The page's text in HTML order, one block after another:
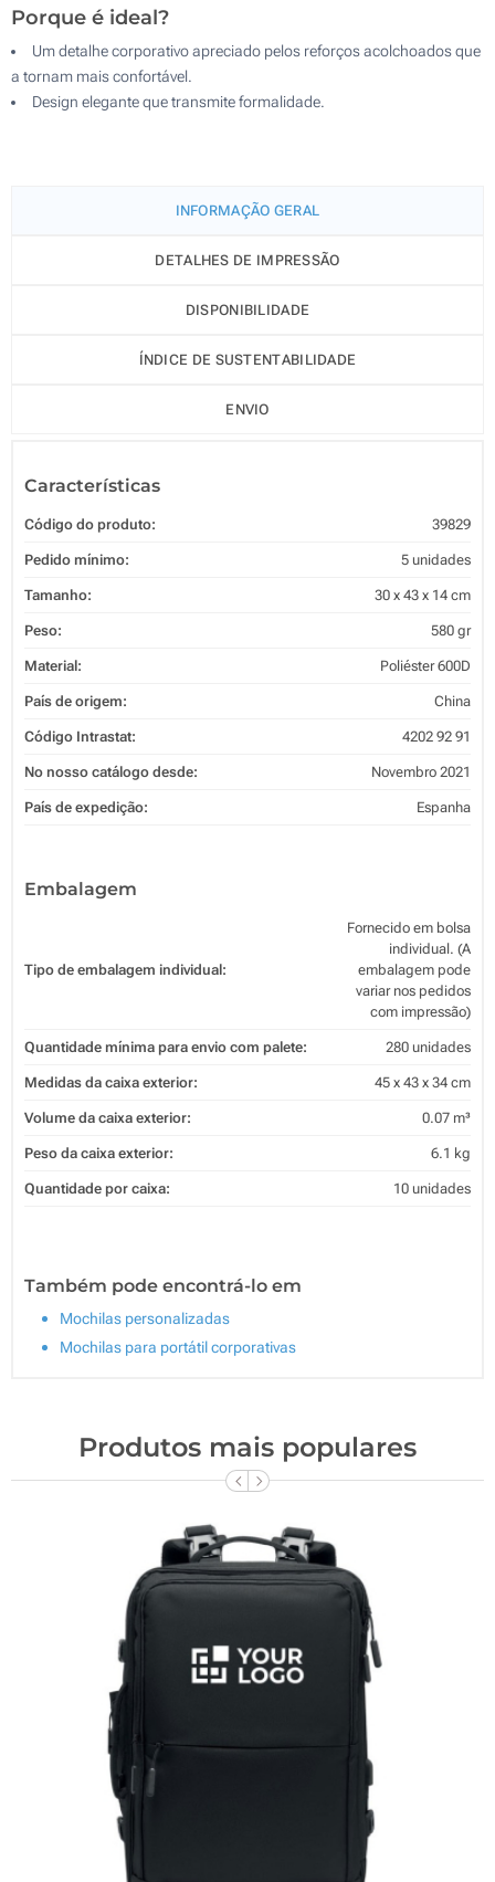
Porque é ideal?
Um detalhe corporativo apreciado pelos reforços acolchoados que
a tornam mais confortável.
Design elegante que transmite formalidade.
INFORMAÇÃO GERAL
DETALHES DE IMPRESSÃO
DISPONIBILIDADE
ÍNDICE DE SUSTENTABILIDADE
ENVIO
Características
Código do produto: 39829
Pedido mínimo: 5 unidades
Tamanho: 30 x 43 x 14 cm
Peso: 580 gr
Material: Poliéster 600D
País de origem: China
Código Intrastat: 4202 92 91
No nosso catálogo desde: Novembro 2021
País de expedição: Espanha
Embalagem
Tipo de embalagem individual:
Fornecido em bolsa
individual. (A
embalagem pode
variar nos pedidos
com impressão)
Quantidade mínima para envio com palete: 280 unidades
Medidas da caixa exterior: 45 x 43 x 34 cm
Volume da caixa exterior: 0.07 m³
Peso da caixa exterior: 6.1 kg
Quantidade por caixa: 10 unidades
Também pode encontrá-lo em
Mochilas personalizadas
Mochilas para portátil corporativas
Produtos mais populares